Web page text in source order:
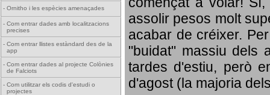
- Ornitho i les espècies amenaçades
- Com entrar dades amb localitzacions
precises
- Com entrar llistes estàndard des de la
app
- Com entrar dades al projecte Colònies
de Falciots
- Com utilitzar els codis d'estudi o
projectes
assolir pesos molt
acabar de créixer.
"buidat" massiu dels
tardes d'estiu, però
d'agost (la majoria